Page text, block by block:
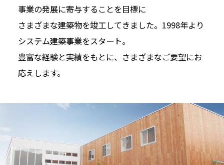
事業の発展に寄与することを目標に
さまざまな建築物を竣工してきました。1998年より
システム建築事業をスタート。
豊富な経験と実績をもとに、さまざまなご要望にお
応えします。